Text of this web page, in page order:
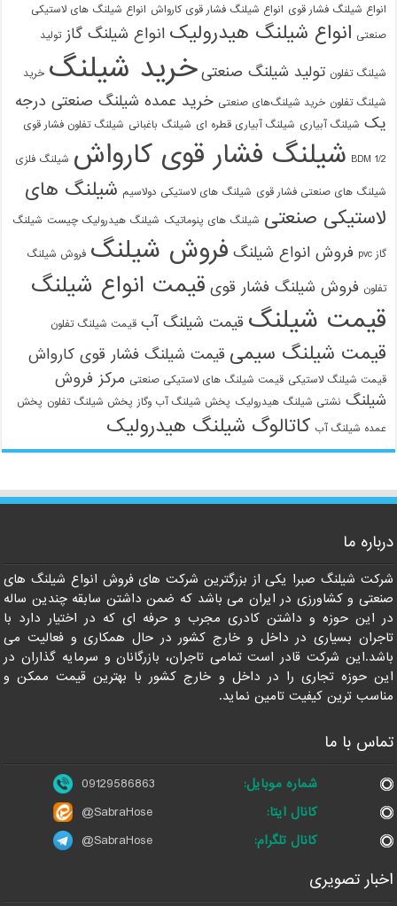
انواع شیلنگ فشار قوی انواع شیلنگ فشار قوی کارواش انواع شیلنگ های لاستیکی
صنعتی انواع شیلنگ هیدرولیک انواع شیلنگ گاز تولید
شیلنگ تفلون تولید شیلنگ صنعتی خرید شیلنگ خرید
شیلنگ تفلون خرید شیلنگ‌های صنعتی خرید عمده شیلنگ صنعتی درجه
یک شیلنگ آبیاری شیلنگ آبیاری قطره ای شیلنگ باغبانی شیلنگ تفلون فشار قوی
1/2 BDM شیلنگ فشار قوی کارواش شیلنگ فلزی
شیلنگ های صنعتی فشار قوی شیلنگ های لاستیکی دولاسیم شیلنگ های
لاستیکی صنعتی شیلنگ های پنوماتیک شیلنگ هیدرولیک چیست شیلنگ
گاز pvc فروش انواع شیلنگ فروش شیلنگ فروش شیلنگ
تفلون فروش شیلنگ فشار قوی قیمت انواع شیلنگ
قیمت شیلنگ قیمت شیلنگ آب قیمت شیلنگ تفلون
قیمت شیلنگ سیمی قیمت شیلنگ فشار قوی کارواش
قیمت شیلنگ لاستیکی قیمت شیلنگ های لاستیکی صنعتی مرکز فروش
شیلنگ نشتی شیلنگ هیدرولیک پخش شیلنگ آب وگاز پخش شیلنگ تفلون پخش
عمده شیلنگ آب کاتالوگ شیلنگ هیدرولیک
درباره ما
شرکت شیلنگ صبرا یکی از بزرگترین شرکت های فروش انواع شیلنگ های
صنعتی و کشاورزی در ایران می باشد که ضمن داشتن سابقه چندین ساله
در این حوزه و داشتن کادری مجرب و حرفه ای که در اختیار دارد با
تاجران بسیاری در داخل و خارج کشور در حال همکاری و فعالیت می
باشد.این شرکت قادر است تمامی تاجران، بازرگانان و سرمایه گذاران در
این حوزه تجاری را در داخل و خارج کشور با بهترین قیمت ممکن و
مناسب ترین کیفیت تامین نماید.
تماس با ما
شماره موبایل:
09129586863
کانال ایتا:
@SabraHose
کانال تلگرام:
@SabraHose
اخبار تصویری
09129586863